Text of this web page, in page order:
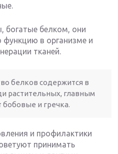
богатые белком, они
в организме и
тканей.
белков содержится в
растительных, главным
бобовые и гречка.
и профилактики
принимать